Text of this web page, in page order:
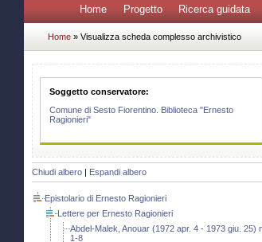
Home Progetto Ricerca guidata
Home » Visualizza scheda complesso archivistico
Soggetto conservatore:
Comune di Sesto Fiorentino. Biblioteca "Ernesto
Ragionieri"
Chiudi albero Espandi albero
Epistolario di Ernesto Ragionieri
Lettere per Ernesto Ragionieri
Abdel-Malek, Anouar (1972 apr. 4 - 1973 giu. 25)
1-8